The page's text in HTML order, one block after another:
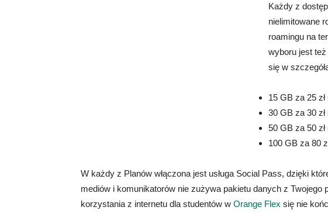
Każdy z
nielimitowane
roamingu na
wyboru jest
się w
15 GB za 25
30 GB za 30
50 GB za 50
100 GB za 80
W każdy z Planów włączona jest usługa Social Pass, dzięki
mediów i komunikatorów nie zużywa pakietu danych z
korzystania z internetu dla studentów w Orange Flex się nie